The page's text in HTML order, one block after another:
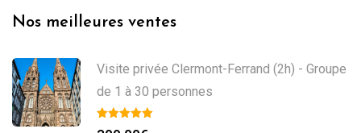
Nos meilleures ventes
Visite privée Clermont-Ferrand (2h) - Groupe
de 1 à 30 personnes